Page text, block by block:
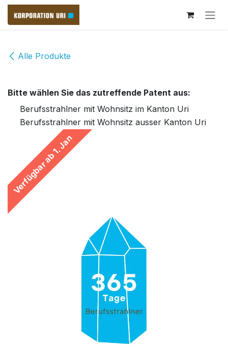
Zum Inhalt springen
Alle Produkte
Bitte wählen Sie das zutreffende Patent aus:
Berufsstrahlner mit Wohnsitz im Kanton Uri
Berufsstrahlner mit Wohnsitz ausser Kanton Uri
Verfügbar ab 1. Jan